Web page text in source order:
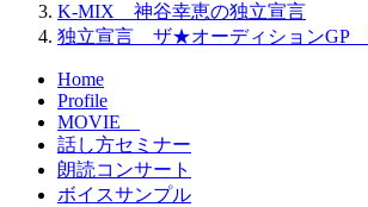
K-MIX 神谷幸恵の独立宣言
独立宣言 ザ★オーディションGP
Home
Profile
MOVIE
話し方セミナー
朗読コンサート
ボイスサンプル